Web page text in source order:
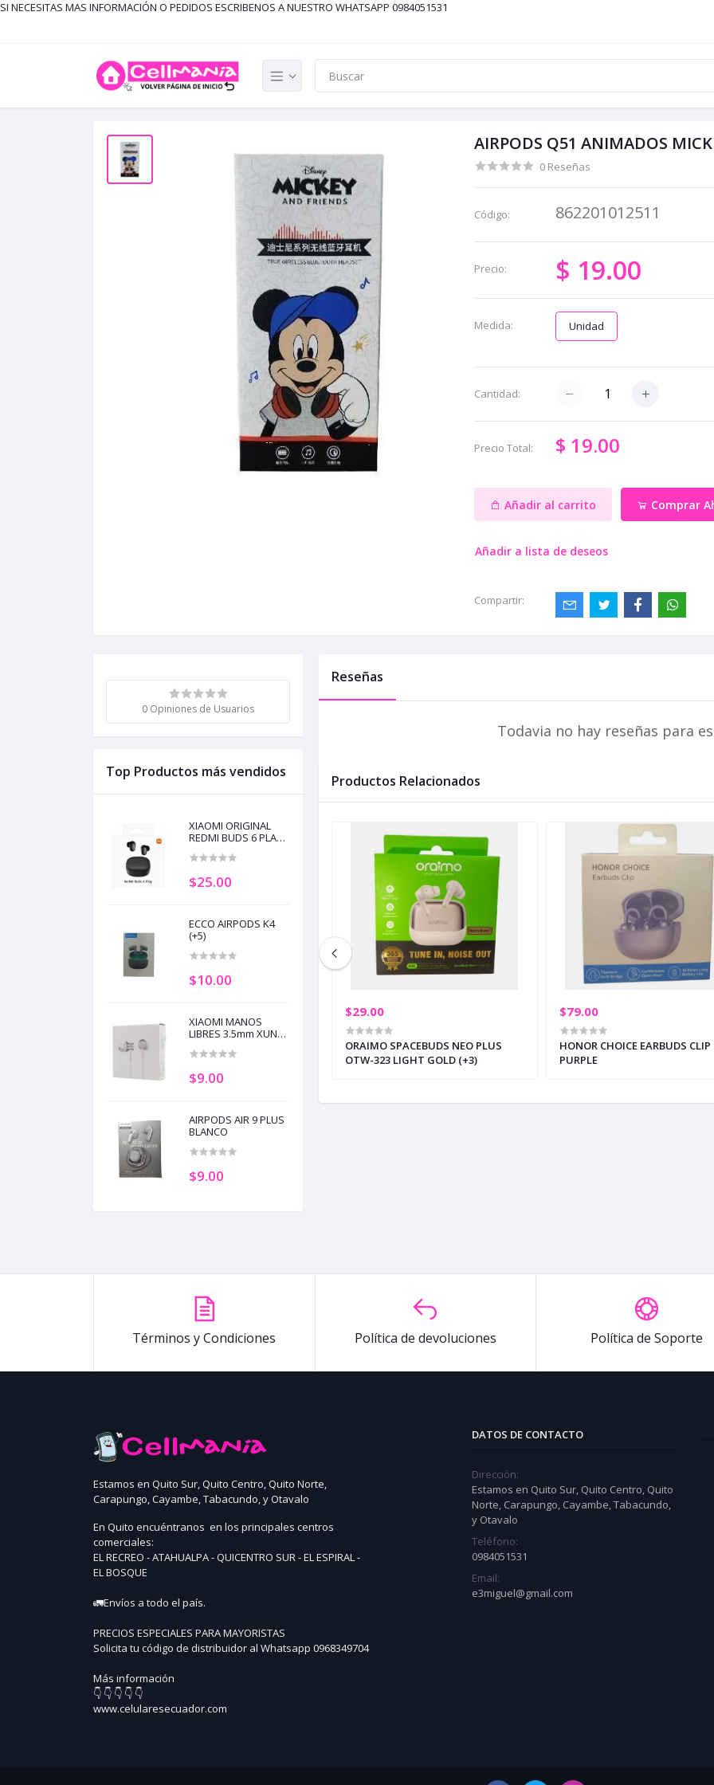
SI NECESITAS MAS INFORMACIÓN O PEDIDOS ESCRIBENOS A NUESTRO WHATSAPP 0984051531
AIRPODS Q51 ANIMADOS
0 Reseñas
Código: 862201012511
Precio: $ 19.00
Medida: Unidad
Cantidad:
Precio Total: $ 19.00
Añadir al carrito Comprar
Añadir a lista de deseos
Compartir:
0 Opiniones de Usuarios
Top Productos más vendidos
XIAOMI ORIGINAL
REDMI BUDS 6 PLAY
$25.00
ECCO AIRPODS K4
(+5)
$10.00
XIAOMI MANOS
LIBRES 3.5mm XUN
$9.00
AIRPODS AIR 9 PLUS
BLANCO
$9.00
Reseñas
Todavia no hay reseñas para
Productos Relacionados
INFINIX ORIGINAL XBUDS 3 LITE
$29.00
ORAIMO SPACEBUDS NEO PLUS
OTW-323 LIGHT GOLD (+3)
$79.00
HONOR CHOICE EARBUDS CLIP
PURPLE
Términos y Condiciones Política de devoluciones Política de Soporte
Estamos en Quito Sur, Quito Centro, Quito Norte,
Carapungo, Cayambe, Tabacundo, y Otavalo
En Quito encuéntranos en los principales centros
comerciales:
EL RECREO - ATAHUALPA - QUICENTRO SUR - EL ESPIRAL -
EL BOSQUE
🚛Envíos a todo el país.
PRECIOS ESPECIALES PARA MAYORISTAS
Solicita tu código de distribuidor al Whatsapp 0968349704
Más información
👇 👇 👇 👇 👇
www.celularesecuador.com
DATOS DE CONTACTO
Dirección:
Estamos en Quito Sur, Quito Centro, Quito
Norte, Carapungo, Cayambe, Tabacundo,
y Otavalo
Teléfono:
0984051531
Email:
e3miguel@gmail.com